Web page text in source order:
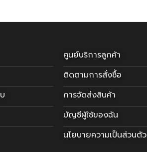
ศูนย์บริการลูกค้า
ติดตามการสั่งซื้อ
การจัดส่งสินค้า
บัญชีผู้ใช้ของฉัน
นโยบายความเป็นส่วนตัว